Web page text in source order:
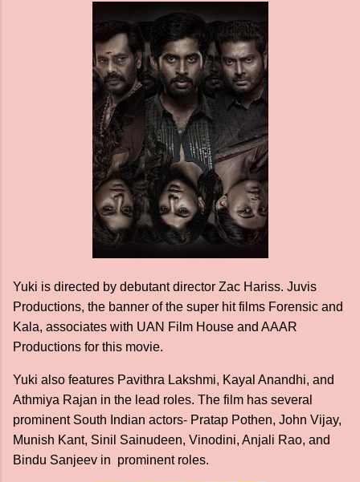
Yuki is directed by debutant director Zac Hariss. Juvis
Productions, the banner of the super hit films Forensic and
Kala, associates with UAN Film House and AAAR
Productions for this movie.
Yuki also features Pavithra Lakshmi, Kayal Anandhi, and
Athmiya Rajan in the lead roles. The film has several
prominent South Indian actors- Pratap Pothen, John Vijay,
Munish Kant, Sinil Sainudeen, Vinodini, Anjali Rao, and
Bindu Sanjeev in prominent roles.